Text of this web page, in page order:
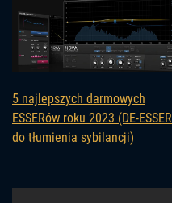
5 najlepszych darmowych
ESSERów roku 2023 (DE-ESSER
do tłumienia sybilancji)